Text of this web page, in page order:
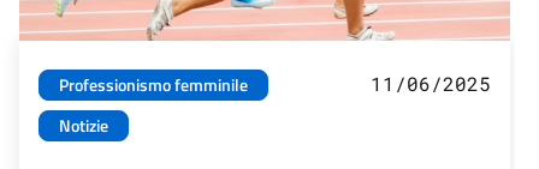
Professionismo femminile
Notizie
11/06/2025